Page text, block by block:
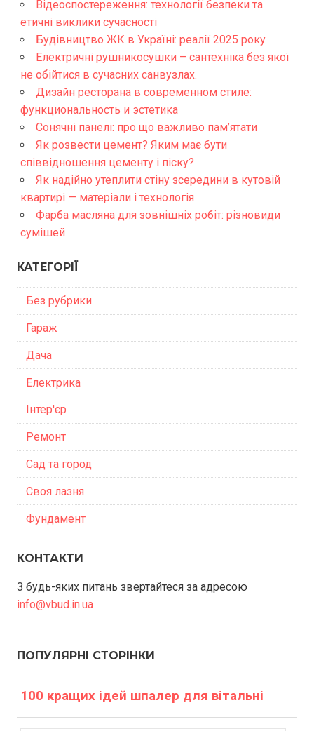
Відеоспостереження: технології безпеки та
етичні виклики сучасності
Будівництво ЖК в Україні: реалії 2025 року
Електричні рушникосушки – сантехніка без якої
не обійтися в сучасних санвузлах.
Дизайн ресторана в современном стиле:
функциональность и эстетика
Сонячні панелі: про що важливо пам’ятати
Як розвести цемент? Яким має бути
співвідношення цементу і піску?
Як надійно утеплити стіну зсередини в кутовій
квартирі — матеріали і технологія
Фарба масляна для зовнішніх робіт: різновиди
сумішей
КАТЕГОРІЇ
Без рубрики
Гараж
Дача
Електрика
Інтер'єр
Ремонт
Сад та город
Своя лазня
Фундамент
КОНТАКТИ
З будь-яких питань звертайтеся за адресою
info@vbud.in.ua
ПОПУЛЯРНІ СТОРІНКИ
100 кращих ідей шпалер для вітальні